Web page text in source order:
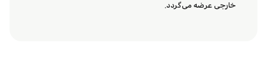
خارجی عرضه می‌گردد.